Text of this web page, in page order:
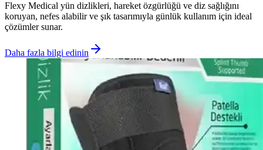
Flexy Medical yün dizlikleri, hareket özgürlüğü ve diz sağlığını
koruyan, nefes alabilir ve şık tasarımıyla günlük kullanım için ideal
çözümler sunar.
Daha fazla bilgi edinin